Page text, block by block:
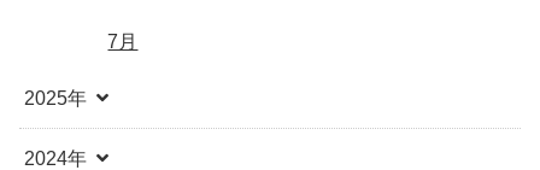
7月
2025年
2024年